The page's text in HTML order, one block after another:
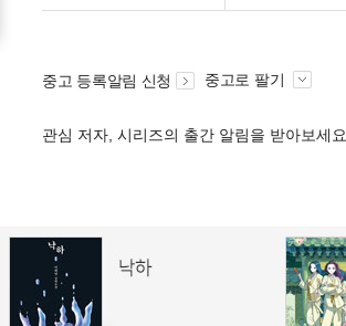
중고 등록알림 신청 중고로 팔기
관심 저자, 시리즈의 출간 알림을 받아보세요